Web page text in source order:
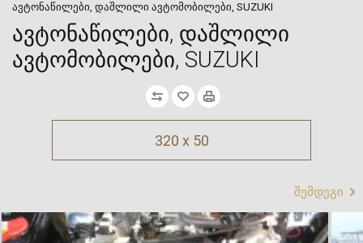
ავტონაწილები, დაშლილი ავტომობილები, SUZUKI
ავტონაწილები, დაშლილი
ავტომობილები, SUZUKI
320 x 50
შემდეგი